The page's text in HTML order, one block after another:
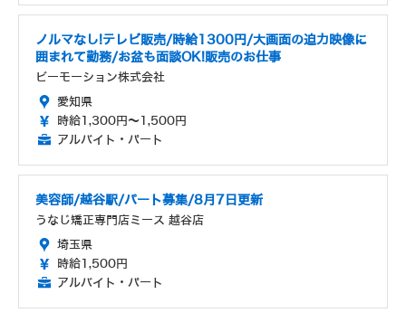
ノルマなし!テレビ販売/時給1300円/大画面の迫力映像に
囲まれて勤務/お盆も面談OK!販売のお仕事
ビーモーション株式会社
愛知県
時給1,300円～1,500円
アルバイト・パート
美容師/越谷駅/パート募集/8月7日更新
うなじ矯正専門店ミース 越谷店
埼玉県
時給1,500円
アルバイト・パート